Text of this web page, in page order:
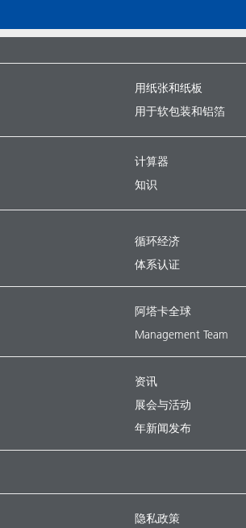
用纸张和纸板
用于软包装和铝箔
计算器
知识
循环经济
体系认证
阿塔卡全球
Management Team
资讯
展会与活动
年新闻发布
隐私政策